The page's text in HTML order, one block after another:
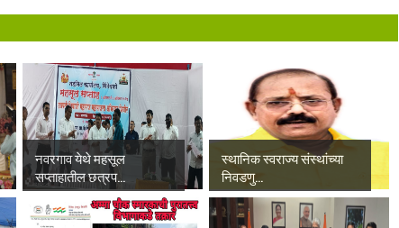
नवरगाव येथे महसूल
सप्ताहातील छत्रप...
स्थानिक स्वराज्य संस्थांच्या
निवडणु...